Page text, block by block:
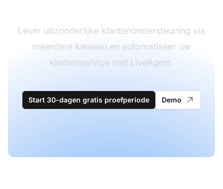
Lever uitzonderlijke klantenondersteuning via
meerdere kanalen en automatiseer uw
klantenservice met LiveAgent.
Start 30-dagen gratis proefperiode Demo